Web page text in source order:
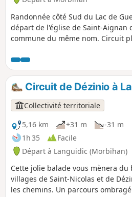
Randonnée côté Sud du Lac de
départ de l'église de Saint-Aignan
commune du même nom. Circuit
chemine sur les bords du lac ainsi
massif forestier qui entoure le lac.
variés donc. De nombreux
diversifier le parcours.
Circuit de Dézinio à
Collectivité territoriale
5,16 km
+31 m
-31 m
1h 35
Facile
Départ à Languidic (Morbihan)
Cette jolie balade vous mènera du
villages de Saint-Nicolas et de
les chemins. Un parcours